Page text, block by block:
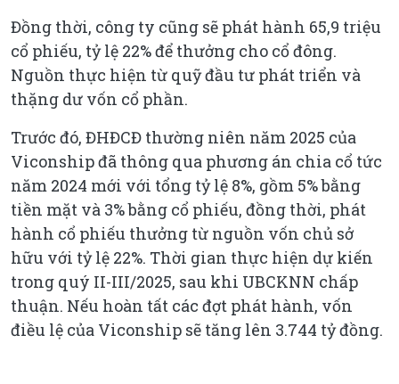
Đồng thời, công ty cũng sẽ phát hành 65,9 triệu
cổ phiếu, tỷ lệ 22% để thưởng cho cổ đông.
Nguồn thực hiện từ quỹ đầu tư phát triển và
thặng dư vốn cổ phần.
Trước đó, ĐHĐCĐ thường niên năm 2025 của
Viconship đã thông qua phương án chia cổ tức
năm 2024 mới với tổng tỷ lệ 8%, gồm 5% bằng
tiền mặt và 3% bằng cổ phiếu, đồng thời, phát
hành cổ phiếu thưởng từ nguồn vốn chủ sở
hữu với tỷ lệ 22%. Thời gian thực hiện dự kiến
trong quý II-III/2025, sau khi UBCKNN chấp
thuận. Nếu hoàn tất các đợt phát hành, vốn
điều lệ của Viconship sẽ tăng lên 3.744 tỷ đồng.